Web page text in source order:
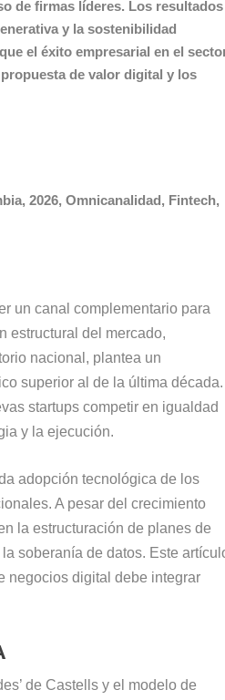
de firmas líderes. Los resultados
y la sostenibilidad
el éxito empresarial en el
de valor digital y los
2026, Omnicanalidad, Fintech,
un canal complementario para
estructural del mercado,
nacional, plantea un
superior al de la última década.
startups competir en igualdad
y la ejecución.
adopción tecnológica de los
A pesar del crecimiento
la estructuración de planes de
soberanía de datos. Este
negocios digital debe integrar
de Castells y el modelo de